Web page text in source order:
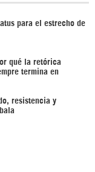
para el estrecho de
qué la retórica
termina en
resistencia y